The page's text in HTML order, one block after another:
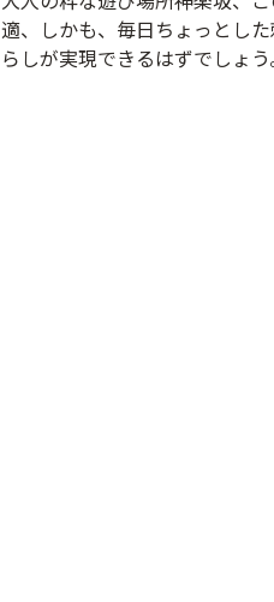
適、しかも、毎日ちょっとし
らしが実現できるはずでしょう